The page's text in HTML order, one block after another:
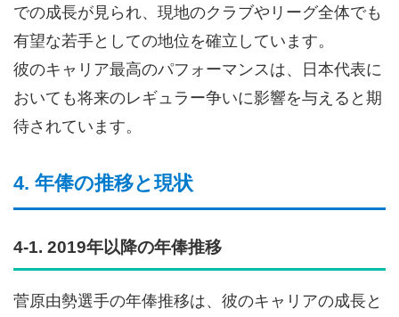
での成長が見られ、現地のクラブやリーグ全体でも
有望な若手としての地位を確立しています。
彼のキャリア最高のパフォーマンスは、日本代表に
おいても将来のレギュラー争いに影響を与えると期
待されています。
4. 年俸の推移と現状
4-1. 2019年以降の年俸推移
菅原由勢選手の年俸推移は、彼のキャリアの成長と